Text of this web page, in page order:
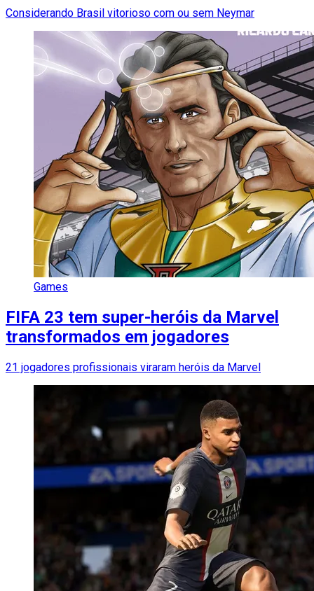
Considerando Brasil vitorioso com ou sem Neymar
Games
FIFA 23 tem super-heróis da Marvel
transformados em jogadores
21 jogadores profissionais viraram heróis da Marvel